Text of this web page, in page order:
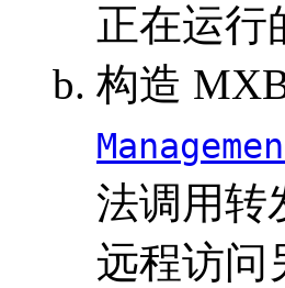
正在运行
构造
法调用
远程访问